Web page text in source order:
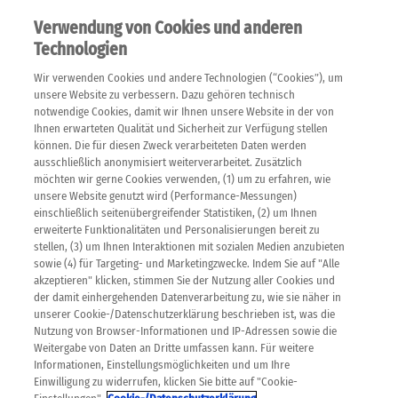
SCHLAGWORTE
VORSORGE
Verwendung von Cookies und anderen
Technologien
Wir verwenden Cookies und andere Technologien (“Cookies”), um
unsere Website zu verbessern. Dazu gehören technisch
notwendige Cookies, damit wir Ihnen unsere Website in der von
Ihnen erwarteten Qualität und Sicherheit zur Verfügung stellen
können. Die für diesen Zweck verarbeiteten Daten werden
ausschließlich anonymisiert weiterverarbeitet. Zusätzlich
möchten wir gerne Cookies verwenden, (1) um zu erfahren, wie
unsere Website genutzt wird (Performance-Messungen)
einschließlich seitenübergreifender Statistiken, (2) um Ihnen
erweiterte Funktionalitäten und Personalisierungen bereit zu
stellen, (3) um Ihnen Interaktionen mit sozialen Medien anzubieten
sowie (4) für Targeting- und Marketingzwecke. Indem Sie auf "Alle
akzeptieren" klicken, stimmen Sie der Nutzung aller Cookies und
der damit einhergehenden Datenverarbeitung zu, wie sie näher in
unserer Cookie-/Datenschutzerklärung beschrieben ist, was die
Nutzung von Browser-Informationen und IP-Adressen sowie die
Weitergabe von Daten an Dritte umfassen kann. Für weitere
Informationen, Einstellungsmöglichkeiten und um Ihre
Einwilligung zu widerrufen, klicken Sie bitte auf "Cookie-